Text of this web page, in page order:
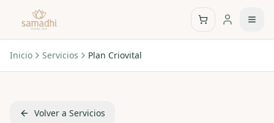
Inicio Servicios Plan Criovital
Volver a Servicios